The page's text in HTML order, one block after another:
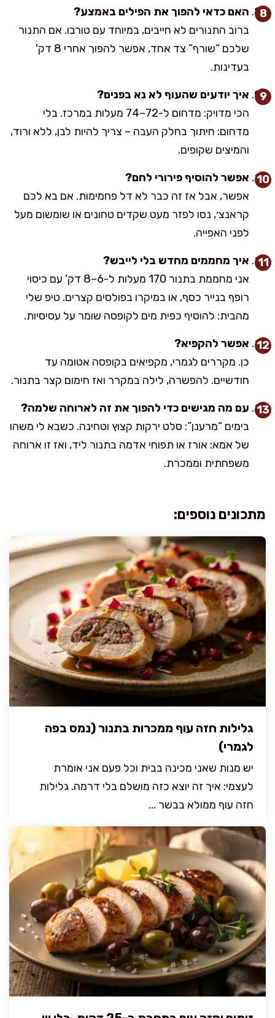
האם כדאי להפוך את הפילים באמצע?
ברוב התנורים לא חייבים, במיוחד עם טורבו. אם התנור
שלכם “שורף” צד אחד, אפשר להפוך אחרי 8 דק'
בעדינות.
איך יודעים שהעוף לא נא בפנים?
הכי מדויק: מדחום ל-72–74 מעלות במרכז. בלי
מדחום: חיתוך בחלק העבה – צריך להיות לבן, ללא ורוד,
והמיצים שקופים.
אפשר להוסיף פירורי לחם?
אפשר, אבל אז זה כבר לא דל פחמימות. אם בא לכם
קראנצ׳, נסו לפזר מעט שקדים טחונים או שומשום מעל
לפני האפייה.
איך מחממים מחדש בלי לייבש?
אני מחממת בתנור 170 מעלות ל-6–8 דק' עם כיסוי
רופף בנייר כסף, או במיקרו בפולסים קצרים. טיפ שלי
מהבית: להוסיף כפית מים לקופסה שומר על עסיסיות.
אפשר להקפיא?
כן. מקררים לגמרי, מקפיאים בקופסה אטומה עד
חודשיים. להפשרה, לילה במקרר ואז חימום קצר בתנור.
עם מה מגישים כדי להפוך את זה לארוחה שלמה?
בימים “מרענן”: סלט ירקות קצוץ וטחינה. כשבא לי משהו
של אמא: אורז או תפוחי אדמה בתנור ליד, ואז זו ארוחה
משפחתית וממכרת.
מתכונים נוספים:
גלילות חזה עוף ממכרות בתנור (נמס בפה
לגמרי)
יש מנות שאני מכינה בבית וכל פעם אני אומרת
לעצמי: איך זה יוצא כזה מושלם בלי דרמה. גלילות
חזה עוף ממולא בבשר ...